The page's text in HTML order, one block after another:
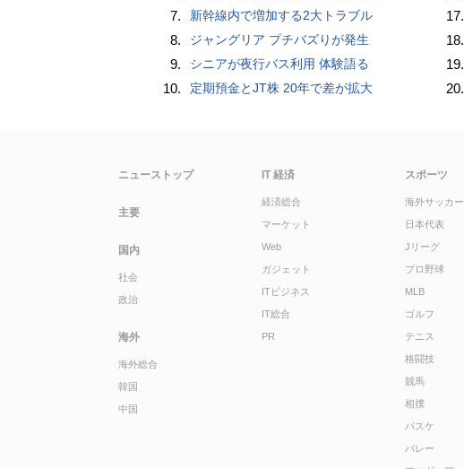
7. 新幹線内で増加する2大トラブル
8. ジャングリア プチバズりが発生
9. シニアが夜行バス利用 体験語る
10. 定期預金とJT株 20年で差が拡大
17.
18.
19.
20.
ニューストップ
主要
国内
社会
政治
海外
海外総合
韓国
中国
IT 経済
経済総合
マーケット
Web
ガジェット
ITビジネス
IT総合
PR
スポーツ
海外サッカー
日本代表
Jリーグ
プロ野球
MLB
ゴルフ
テニス
格闘技
競馬
相撲
バスケ
バレー